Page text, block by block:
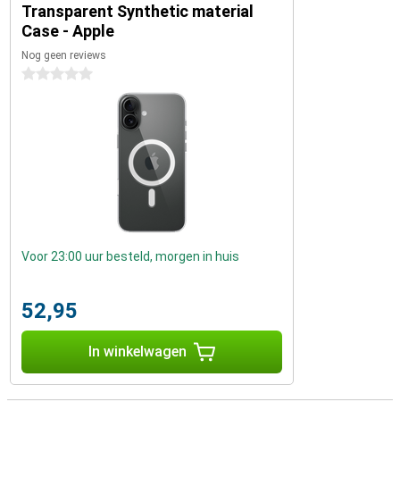
Transparent Synthetic material
Case - Apple
Nog geen reviews
0 sterren
Voor 23:00 uur besteld, morgen in huis
52,95
In winkelwagen